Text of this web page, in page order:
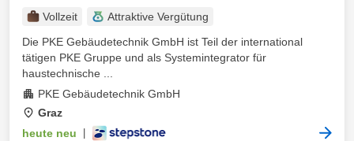
Vollzeit
Attraktive Vergütung
Die PKE Gebäudetechnik GmbH ist Teil der international
tätigen PKE Gruppe und als Systemintegrator für
haustechnische ...
PKE Gebäudetechnik GmbH
Graz
heute neu